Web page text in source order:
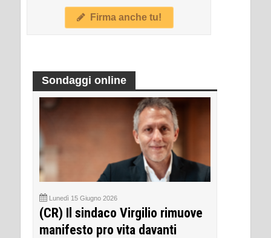
Firma anche tu!
Sondaggi online
Lunedì 15 Giugno 2026
(CR) Il sindaco Virgilio rimuove
manifesto pro vita davanti